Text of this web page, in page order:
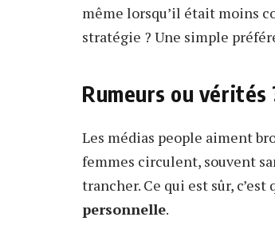
même lorsqu’il était moins
stratégie ? Une simple
Rumeurs ou vérités
Les médias people aiment
femmes circulent, souvent
trancher. Ce qui est sûr, c’est
personnelle.